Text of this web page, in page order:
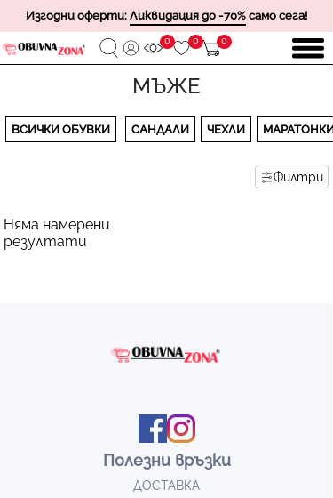
Изгодни оферти: Ликвидация до -70% само сега!
0 0 0
МЪЖЕ
ВСИЧКИ ОБУВКИ САНДАЛИ ЧЕХЛИ МАРАТОНКИ
Филтри
Няма намерени
резултати
Полезни връзки
ДОСТАВКА